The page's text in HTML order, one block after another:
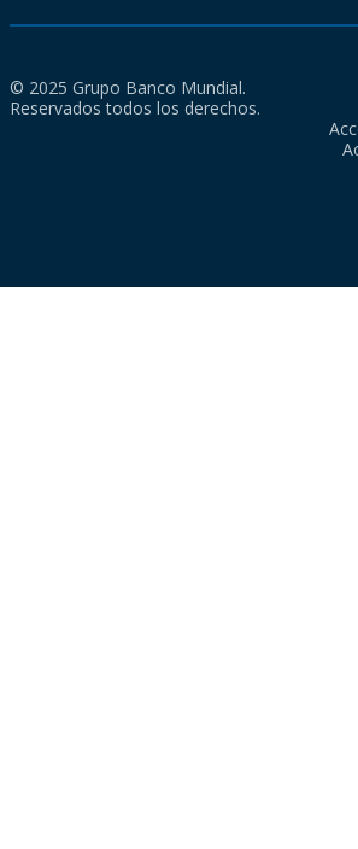
© 2025 Grupo Banco Mundial.
Reservados todos los derechos.